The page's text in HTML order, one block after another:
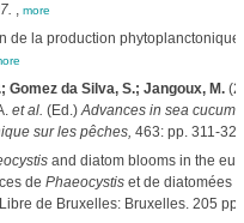
, more
la production phytoplanctonique
Gomez da Silva, S.; Jangoux, M.
et al. (Ed.)Advances in sea
sur les pêches, 463: pp. 311-
and diatom blooms in the
de Phaeocystiset de diatomées
de Bruxelles: Bruxelles. 205